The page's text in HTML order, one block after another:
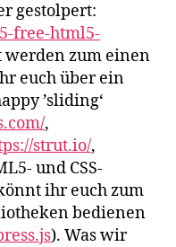
gestolpert:
free-html5-
werden zum einen
euch über ein
’sliding‘
,
strut.io/,
und CSS-
ihr euch zum
bedienen
). Was wir